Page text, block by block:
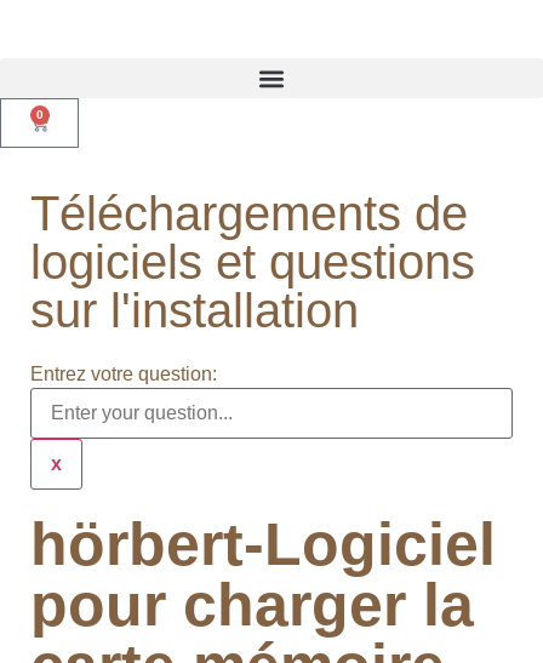
0
Téléchargements de
logiciels et questions
sur l'installation
Entrez votre question:
x
hörbert-Logiciel
pour charger la